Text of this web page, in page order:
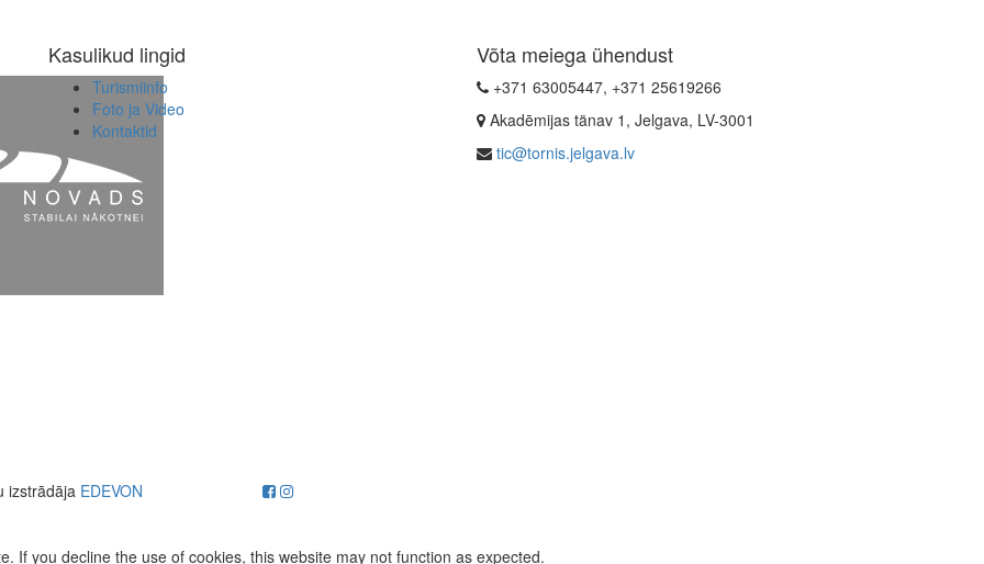
Kasulikud lingid
Turismiinfo
Foto ja Video
Kontaktid
Võta meiega ühendust
+371 63005447, +371 25619266
Akadēmijas tänav 1, Jelgava, LV-3001
tic@tornis.jelgava.lv
izstrādāja EDEVON
If you decline the use of cookies, this website may not function as expected.